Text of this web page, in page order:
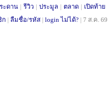
ะดาน | รีวิว | ประมูล | ตลาด | เปิดท้าย
ก | ลืมชื่อ/รหัส | login ไม่ได้? | 7 ส.ค. 69